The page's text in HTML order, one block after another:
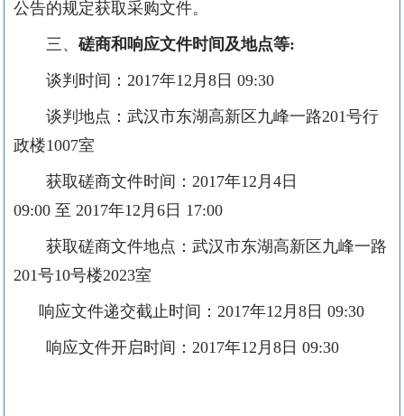
公告的规定获取采购文件。
三、 磋商和响应文件时间及地点等:
谈判时间： 2017年12 月 8日 09:30
谈判地点：武汉市东湖高新区九峰一路201号行
政楼1007室
获取磋商文件时间： 2017年12 月 4日
09:00 至 2017年12 月 6日 17:00
获取磋商文件地点：武汉市东湖高新区九峰一路
201号10号楼2023室
响应文件递交截止时间： 2017年12 月 8日 09:30
响应文件开启时间： 2017年12 月 8日 09:30